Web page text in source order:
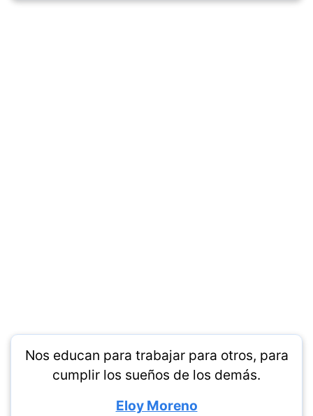
Nos educan para trabajar para otros, para
cumplir los sueños de los demás.
Eloy Moreno